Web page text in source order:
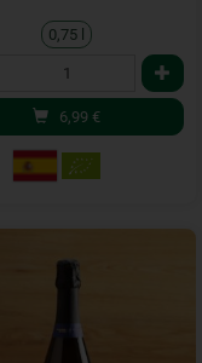
0,75 l
6,99 €